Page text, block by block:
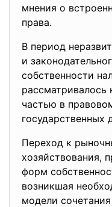
мнения о
права.
В период
и
собственности
рассматривалось
частью в
государственных
Переход к
хозяйствования,
форм
возникшая
модели